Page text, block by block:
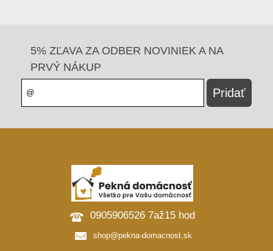
5% ZĽAVA ZA ODBER NOVINIEK A NA
PRVÝ NÁKUP
0905906526 7až15 hod
shop@pekna-domacnost.sk